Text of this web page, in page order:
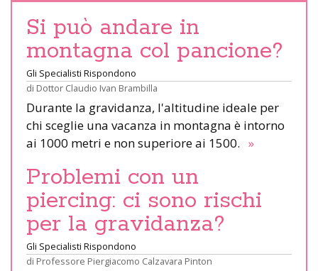
Si può andare in
montagna col pancione?
Gli Specialisti Rispondono
di Dottor Claudio Ivan Brambilla
Durante la gravidanza, l'altitudine ideale per
chi sceglie una vacanza in montagna è intorno
ai 1000 metri e non superiore ai 1500. »
Problemi con un
piercing: ci sono rischi
per la gravidanza?
Gli Specialisti Rispondono
di Professore Piergiacomo Calzavara Pinton